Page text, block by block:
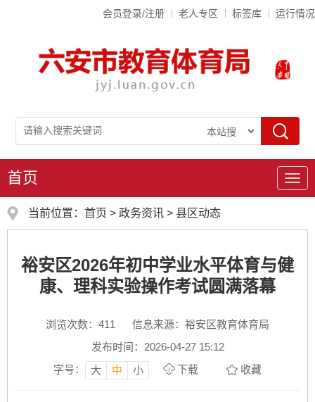
会员登录/注册 老人专区 标签库 运行情况
导
首页
当前位置： 首页 > 政务资讯 > 县区动态
裕安区2026年初中学业水平体育与健
康、理科实验操作考试圆满落幕
浏览次数： 411
信息来源：裕安区教育体育局
发布时间：2026-04-27 15:12
字号：
大 中 小 下载 收藏